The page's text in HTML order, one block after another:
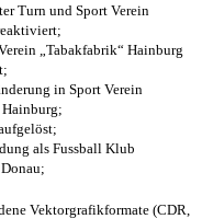
Turn und Sport Verein
„Tabakfabrik“ Hainburg
in Sport Verein
Hainburg;
als Fussball Klub
Vektorgrafikformate (CDR,